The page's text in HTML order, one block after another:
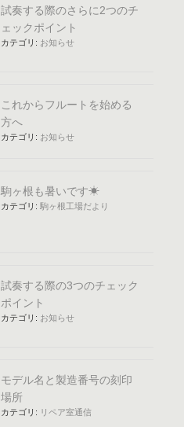
試奏する際のさらに2つのチ
ェックポイント
カテゴリ: お知らせ
これからフルートを始める
方へ
カテゴリ: お知らせ
駒ヶ根も暑いです☀
カテゴリ: 駒ヶ根工場だより
試奏する際の3つのチェック
ポイント
カテゴリ: お知らせ
モデル名と製造番号の刻印
場所
カテゴリ: リペア室通信